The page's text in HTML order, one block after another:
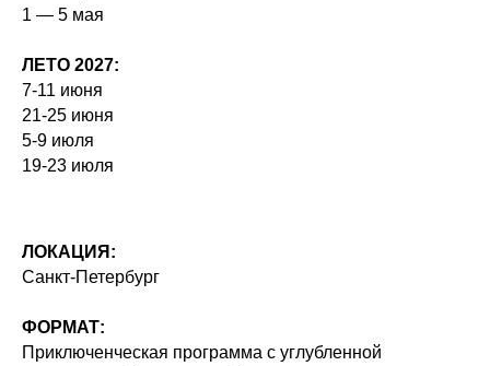
1 — 5 мая
ЛЕТО 2027:
7-11 июня
21-25 июня
5-9 июля
19-23 июля
ЛОКАЦИЯ:
Санкт-Петербург
ФОРМАТ:
Приключенческая программа с углубленной
Оставить заявку